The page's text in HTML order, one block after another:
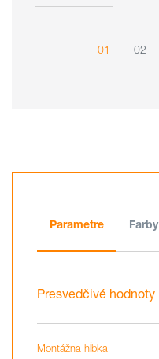
01 02
Parametre Farby
Presvedčivé hodnoty
Montážna hĺbka